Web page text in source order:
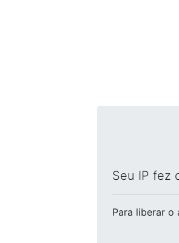
Seu IP fez
Para liberar o